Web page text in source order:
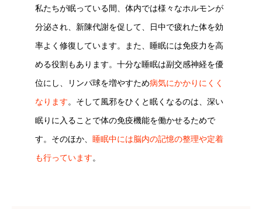
私たちが眠っている間、体内では様々なホルモンが
分泌され、新陳代謝を促して、日中で疲れた体を効
率よく修復しています。また、睡眠には免疫力を高
める役割もあります。十分な睡眠は副交感神経を優
位にし、リンパ球を増やすため病気にかかりにくく
なります。そして風邪をひくと眠くなるのは、深い
眠りに入ることで体の免疫機能を働かせるためで
す。そのほか、 睡眠中には脳内の記憶の整理や定着
も行っています。